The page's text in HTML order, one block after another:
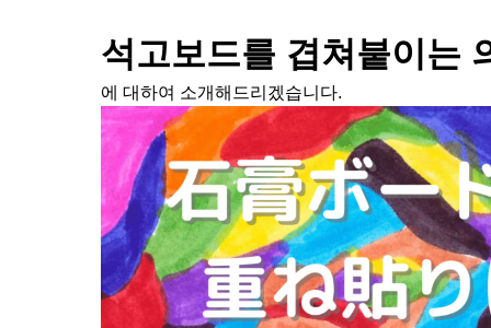
석고보드를 겹쳐붙이는
에 대하여 소개해드리겠습니다.